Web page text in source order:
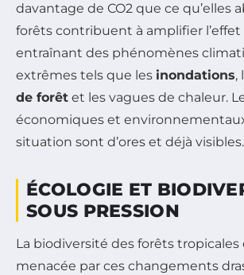
davantage de CO2 que ce qu’elles
forêts contribuent à amplifier l’effet
entraînant des phénomènes
extrêmes tels que les inondations,
de forêt et les vagues de chaleur.
économiques et
situation sont d’ores et déjà visibles.
ÉCOLOGIE ET
SOUS PRESSION
La biodiversité des forêts
menacée par ces changements